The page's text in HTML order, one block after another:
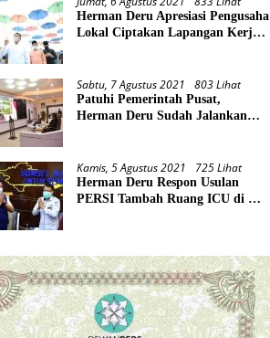
Herman Deru Apresiasi Pengusaha
Lokal Ciptakan Lapangan Kerja
Sabtu, 7 Agustus 2021 803 Lihat
Patuhi Pemerintah Pusat,
Herman Deru Sudah Jalankan
Kamis, 5 Agustus 2021 725 Lihat
Herman Deru Respon Usulan
PERSI Tambah Ruang ICU di RS